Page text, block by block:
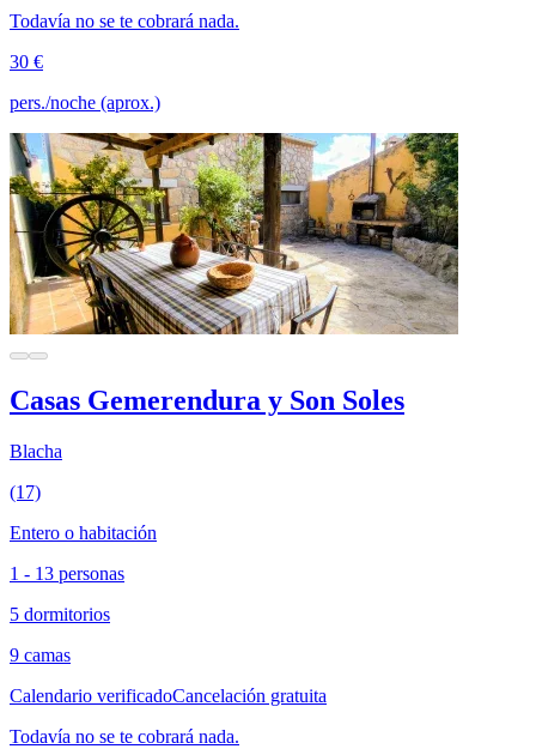
Todavía no se te cobrará nada.
30 €
pers./noche (aprox.)
Casas Gemerendura y Son Soles
Blacha
(17)
Entero o habitación
1 - 13 personas
5 dormitorios
9 camas
Calendario verificadoCancelación gratuita
Todavía no se te cobrará nada.